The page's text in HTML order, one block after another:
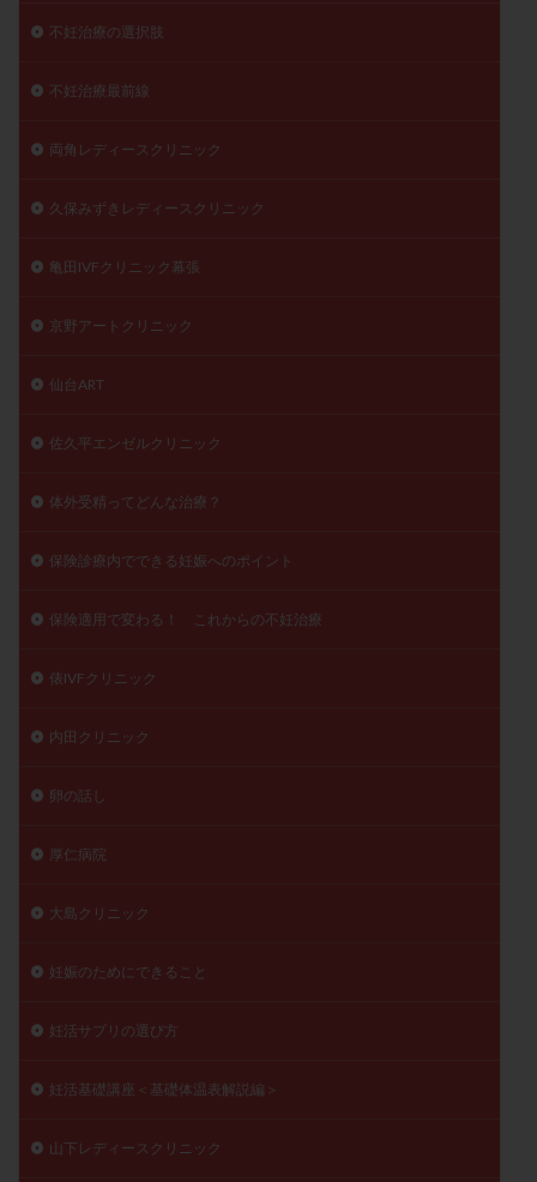
不妊治療の選択肢
不妊治療最前線
両角レディースクリニック
久保みずきレディースクリニック
亀田IVFクリニック幕張
京野アートクリニック
仙台ART
佐久平エンゼルクリニック
体外受精ってどんな治療？
保険診療内でできる妊娠へのポイント
保険適用で変わる！ これからの不妊治療
俵IVFクリニック
内田クリニック
卵の話し
厚仁病院
大島クリニック
妊娠のためにできること
妊活サプリの選び方
妊活基礎講座＜基礎体温表解説編＞
山下レディースクリニック